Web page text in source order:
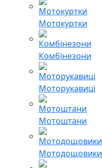
Мотокуртки
Комбінезони
Моторукавиці
Мотоштани
Мотодощовики